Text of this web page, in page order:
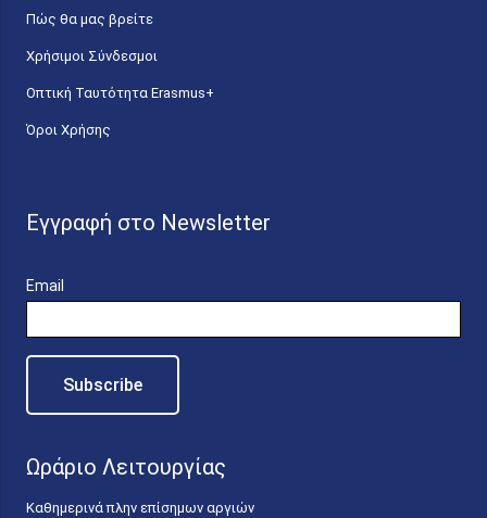
Πώς θα μας βρείτε
Χρήσιμοι Σύνδεσμοι
Οπτική Ταυτότητα Erasmus+
Όροι Χρήσης
Εγγραφή στο Newsletter
Email
Ωράριο Λειτουργίας
Καθημερινά πλην επίσημων αργιών